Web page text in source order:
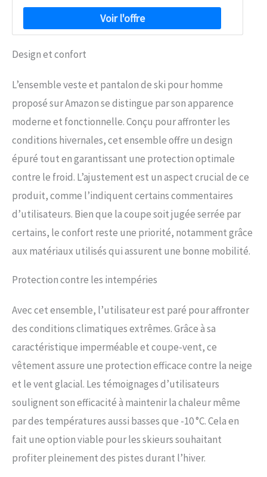
Design et confort
L’ensemble veste et pantalon de ski pour homme
proposé sur Amazon se distingue par son apparence
moderne et fonctionnelle. Conçu pour affronter les
conditions hivernales, cet ensemble offre un design
épuré tout en garantissant une protection optimale
contre le froid. L’ajustement est un aspect crucial de ce
produit, comme l’indiquent certains commentaires
d’utilisateurs. Bien que la coupe soit jugée serrée par
certains, le confort reste une priorité, notamment grâce
aux matériaux utilisés qui assurent une bonne mobilité.
Protection contre les intempéries
Avec cet ensemble, l’utilisateur est paré pour affronter
des conditions climatiques extrêmes. Grâce à sa
caractéristique imperméable et coupe-vent, ce
vêtement assure une protection efficace contre la neige
et le vent glacial. Les témoignages d’utilisateurs
soulignent son efficacité à maintenir la chaleur même
par des températures aussi basses que -10 °C. Cela en
fait une option viable pour les skieurs souhaitant
profiter pleinement des pistes durant l’hiver.